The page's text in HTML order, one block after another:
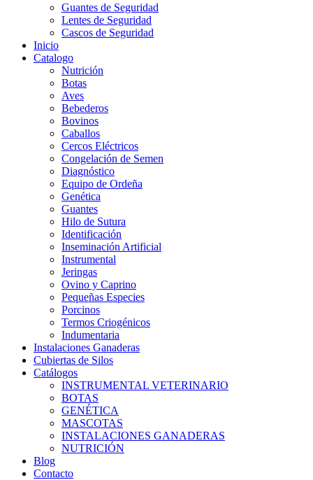
Guantes de Seguridad
Lentes de Seguridad
Cascos de Seguridad
Inicio
Catalogo
Nutrición
Botas
Aves
Bebederos
Bovinos
Caballos
Cercos Eléctricos
Congelación de Semen
Diagnóstico
Equipo de Ordeña
Genética
Guantes
Hilo de Sutura
Identificación
Inseminación Artificial
Instrumental
Jeringas
Ovino y Caprino
Pequeñas Especies
Porcinos
Termos Criogénicos
Indumentaria
Instalaciones Ganaderas
Cubiertas de Silos
Catálogos
INSTRUMENTAL VETERINARIO
BOTAS
GENÉTICA
MASCOTAS
INSTALACIONES GANADERAS
NUTRICIÓN
Blog
Contacto